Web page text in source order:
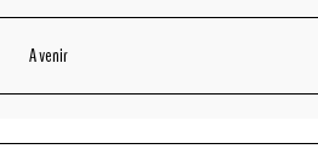
A venir